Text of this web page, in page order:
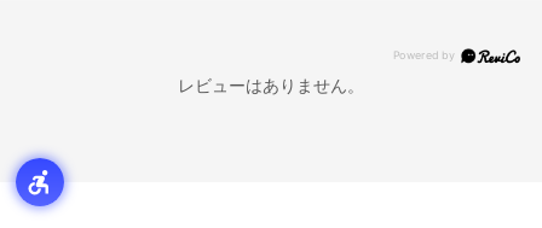
レビューはありません。